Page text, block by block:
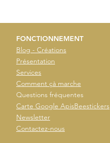
FONCTIONNEMENT
Blog - Créations
Présentation
Services
Comment çà marche
Questions fréquentes
Carte Google ApisBeestickers
Newsletter
Contactez-nous